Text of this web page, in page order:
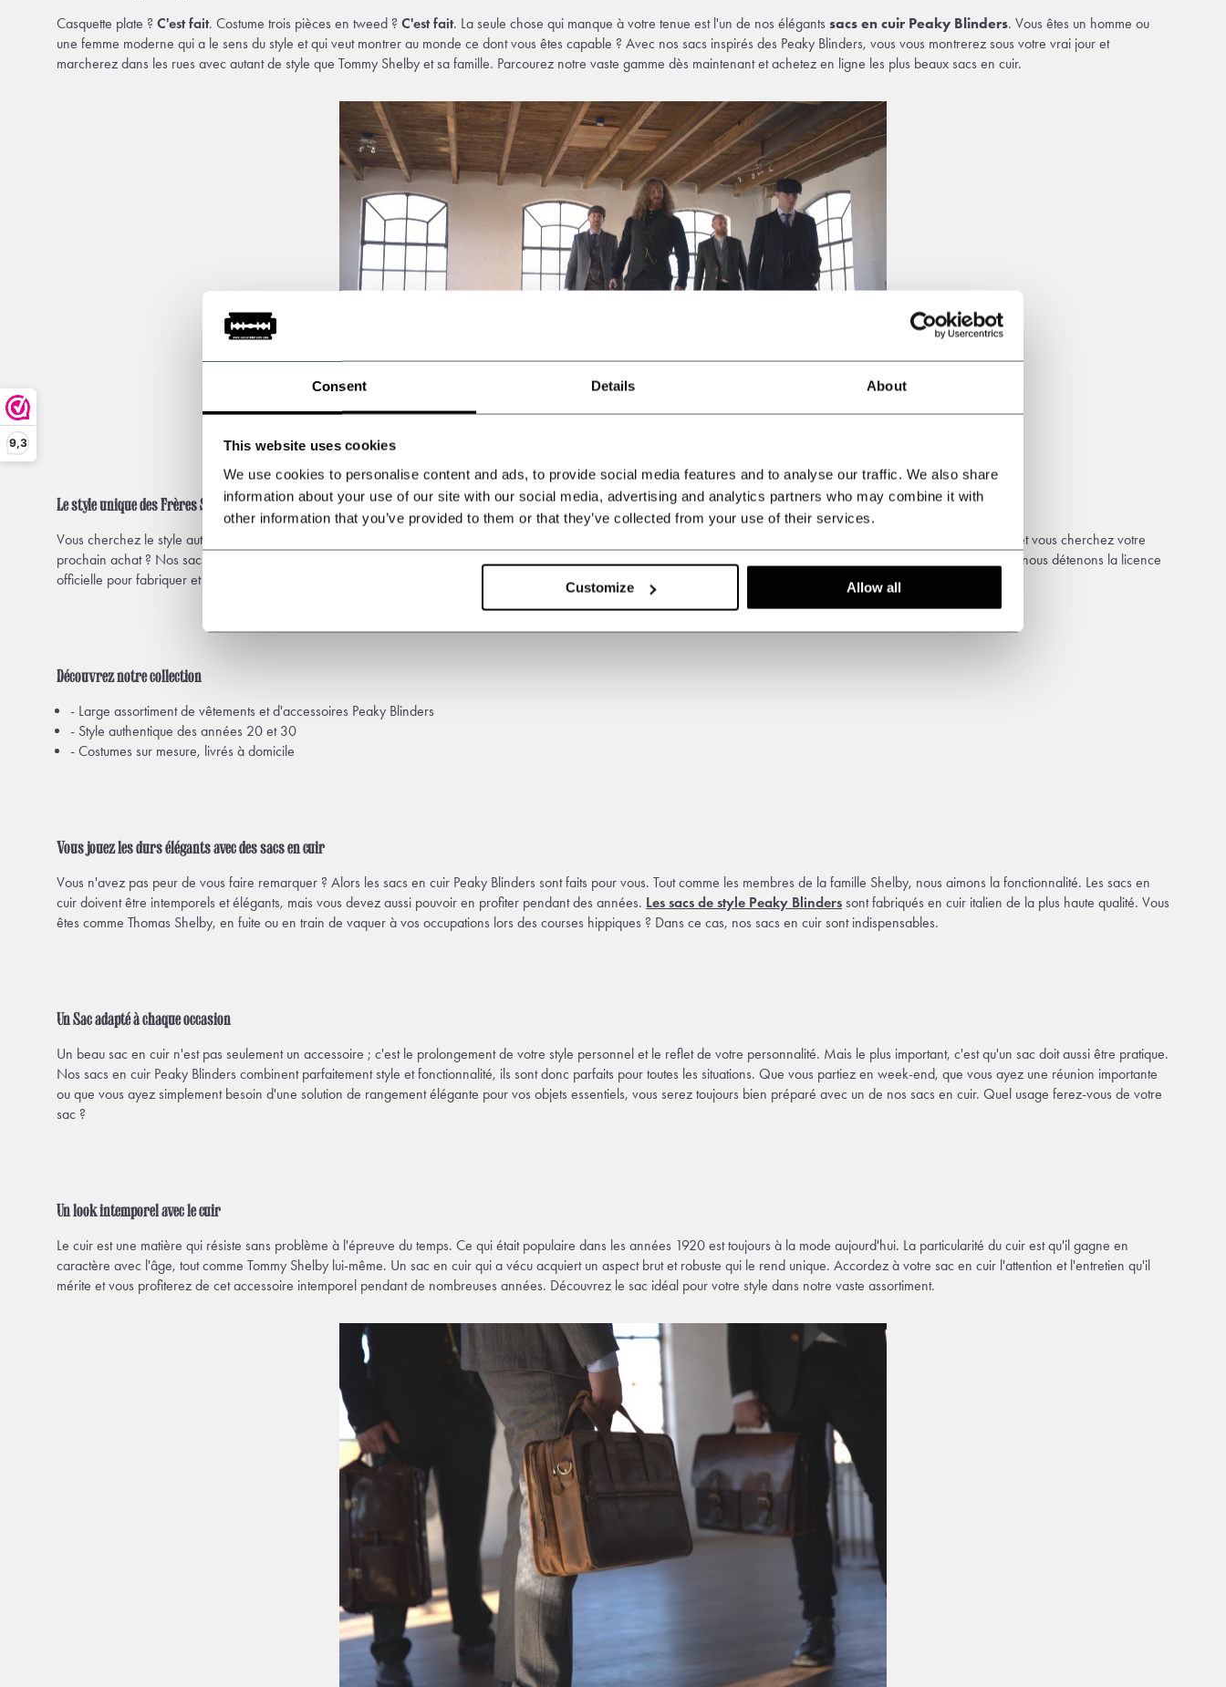
Consent Details About
This website uses cookies
We use cookies to personalise content and ads, to provide social media features and to analyse our traffic. We also share
information about your use of our site with our social media, advertising and analytics partners who may combine it with
other information that you’ve provided to them or that they’ve collected from your use of their services.
Customize Allow all
9,3
Casquette plate ? C'est fait. Costume trois pièces en tweed ? C'est fait. La seule chose qui manque à votre tenue est l'un de nos élégants sacs en cuir Peaky Blinders. Vous êtes un homme ou
une femme moderne qui a le sens du style et qui veut montrer au monde ce dont vous êtes capable ? Avec nos sacs inspirés des Peaky Blinders, vous vous montrerez sous votre vrai jour et
marcherez dans les rues avec autant de style que Tommy Shelby et sa famille. Parcourez notre vaste gamme dès maintenant et achetez en ligne les plus beaux sacs en cuir.
Le style unique des Frères Shelby
Vous cherchez le style authentique des années 1920 tel qu'on le voit dans la série Peaky Blinders de Netflix ? Ou bien vous avez simplement l'œil pour la qualité et le style et vous cherchez votre
prochain achat ? Nos sacs en cuir sont destinés à tout qui souhaite combiner style et élégance intemporelle. Grâce à notre dévouement, notre passion et notre savoir-faire, nous détenons la licence
officielle pour fabriquer et vendre des vêtements et des accessoires inspirés de Peaky Blinders.
Découvrez notre collection
- Large assortiment de vêtements et d'accessoires Peaky Blinders
- Style authentique des années 20 et 30
- Costumes sur mesure, livrés à domicile
Vous jouez les durs élégants avec des sacs en cuir
Vous n'avez pas peur de vous faire remarquer ? Alors les sacs en cuir Peaky Blinders sont faits pour vous. Tout comme les membres de la famille Shelby, nous aimons la fonctionnalité. Les sacs en
cuir doivent être intemporels et élégants, mais vous devez aussi pouvoir en profiter pendant des années. Les sacs de style Peaky Blinders sont fabriqués en cuir italien de la plus haute qualité. Vous
êtes comme Thomas Shelby, en fuite ou en train de vaquer à vos occupations lors des courses hippiques ? Dans ce cas, nos sacs en cuir sont indispensables.
Un Sac adapté à chaque occasion
Un beau sac en cuir n'est pas seulement un accessoire ; c'est le prolongement de votre style personnel et le reflet de votre personnalité. Mais le plus important, c'est qu'un sac doit aussi être pratique.
Nos sacs en cuir Peaky Blinders combinent parfaitement style et fonctionnalité, ils sont donc parfaits pour toutes les situations. Que vous partiez en week-end, que vous ayez une réunion importante
ou que vous ayez simplement besoin d'une solution de rangement élégante pour vos objets essentiels, vous serez toujours bien préparé avec un de nos sacs en cuir. Quel usage ferez-vous de votre
sac ?
Un look intemporel avec le cuir
Le cuir est une matière qui résiste sans problème à l'épreuve du temps. Ce qui était populaire dans les années 1920 est toujours à la mode aujourd'hui. La particularité du cuir est qu'il gagne en
caractère avec l'âge, tout comme Tommy Shelby lui-même. Un sac en cuir qui a vécu acquiert un aspect brut et robuste qui le rend unique. Accordez à votre sac en cuir l'attention et l'entretien qu'il
mérite et vous profiterez de cet accessoire intemporel pendant de nombreuses années. Découvrez le sac idéal pour votre style dans notre vaste assortiment.